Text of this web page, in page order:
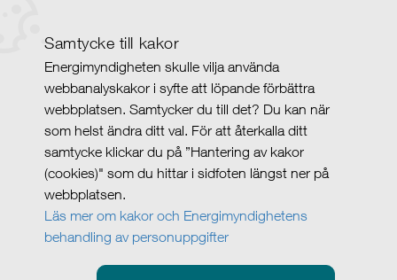
Samtycke till kakor
Energimyndigheten skulle vilja använda
webbanalyskakor i syfte att löpande förbättra
webbplatsen. Samtycker du till det? Du kan när
som helst ändra ditt val. För att återkalla ditt
samtycke klickar du på ”Hantering av kakor
(cookies)" som du hittar i sidfoten längst ner på
webbplatsen.
Läs mer om kakor och Energimyndighetens
behandling av personuppgifter